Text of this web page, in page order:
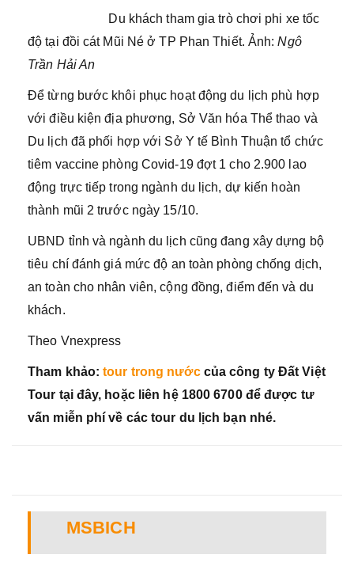
Du khách tham gia trò chơi phi xe tốc
độ tại đồi cát Mũi Né ở TP Phan Thiết. Ảnh:Ngô
Trần Hải An
Để từng bước khôi phục hoạt động du lịch phù hợp
với điều kiện địa phương, Sở Văn hóa Thể thao và
Du lịch đã phối hợp với Sở Y tế Bình Thuận tổ chức
tiêm vaccine phòng Covid-19 đợt 1 cho 2.900 lao
động trực tiếp trong ngành du lịch, dự kiến hoàn
thành mũi 2 trước ngày 15/10.
UBND tỉnh và ngành du lịch cũng đang xây dựng bộ
tiêu chí đánh giá mức độ an toàn phòng chống dịch,
an toàn cho nhân viên, cộng đồng, điểm đến và du
khách.
Theo Vnexpress
Tham khảo:tour trong nướccủa công ty Đất Việt
Tour tại đây, hoặc liên hệ 1800 6700 để được tư
vấn miễn phí về các tour du lịch bạn nhé.
MSBICH